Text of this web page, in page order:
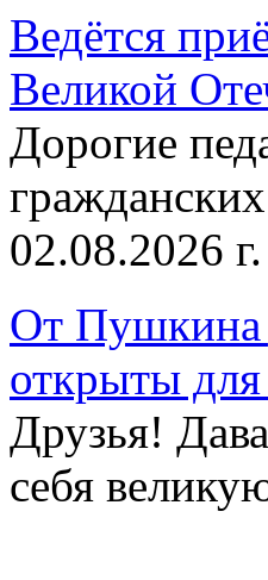
Ведётся
Великой
Дорогие
02.08.2026 г.
От Пушкина
открыты для
Друзья!
себя